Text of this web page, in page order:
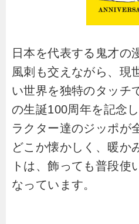
日本を代表する鬼才の
風刺も交えながら、現
い世界を独特のタッチ
の生誕100周年を記念
ラクター達のジッポが
どこか懐かしく、暖か
トは、飾っても普段使
なっています。